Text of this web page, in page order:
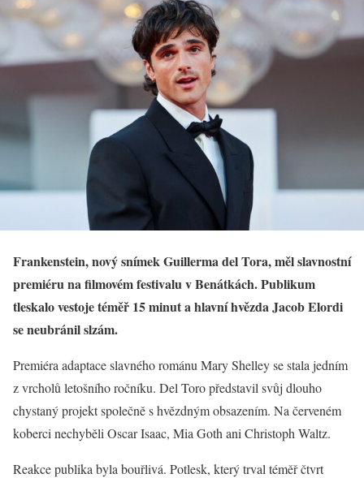
Frankenstein, nový snímek Guillerma del Tora, měl slavnostní
premiéru na filmovém festivalu v Benátkách. Publikum
tleskalo vestoje téměř 15 minut a hlavní hvězda Jacob Elordi
se neubránil slzám.
Premiéra adaptace slavného románu Mary Shelley se stala jedním
z vrcholů letošního ročníku. Del Toro představil svůj dlouho
chystaný projekt společně s hvězdným obsazením. Na červeném
koberci nechyběli Oscar Isaac, Mia Goth ani Christoph Waltz.
Reakce publika byla bouřlivá. Potlesk, který trval téměř čtvrt